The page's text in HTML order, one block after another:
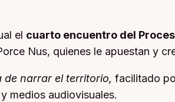
el cuarto encuentro del
Nus, quienes le apuestan y
narrar el territorio, facilitado
medios audiovisuales.